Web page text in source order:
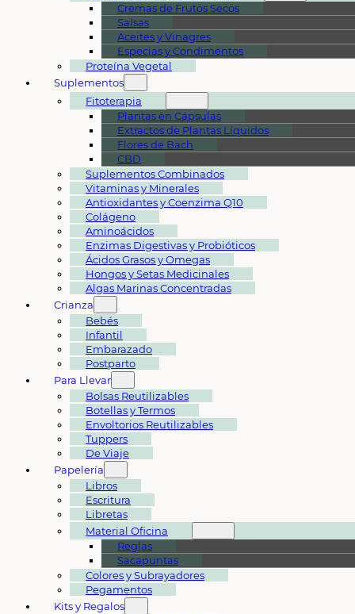
Cremas de Frutos Secos
Salsas
Aceites y Vinagres
Especias y Condimentos
Proteína Vegetal
Suplementos
Fitoterapia
Plantas en Cápsulas
Extractos de Plantas Líquidos
Flores de Bach
CBD
Suplementos Combinados
Vitaminas y Minerales
Antioxidantes y Coenzima Q10
Colágeno
Aminoácidos
Enzimas Digestivas y Probióticos
Ácidos Grasos y Omegas
Hongos y Setas Medicinales
Algas Marinas Concentradas
Crianza
Bebés
Infantil
Embarazado
Postparto
Para Llevar
Bolsas Reutilizables
Botellas y Termos
Envoltorios Reutilizables
Tuppers
De Viaje
Papelería
Libros
Escritura
Libretas
Material Oficina
Reglas
Sacapuntas
Colores y Subrayadores
Pegamentos
Kits y Regalos